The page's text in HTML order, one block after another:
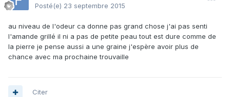
Posté(e) 23 septembre 2015
au niveau de l'odeur ca donne pas grand chose j'ai pas senti
l'amande grillé il ni a pas de petite peau tout est dure comme de
la pierre je pense aussi a une graine j'espère avoir plus de
chance avec ma prochaine trouvaille
Citer